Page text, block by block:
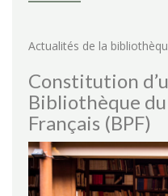
Actualités de la
Constitution
Bibliothèque
Français (BPF)